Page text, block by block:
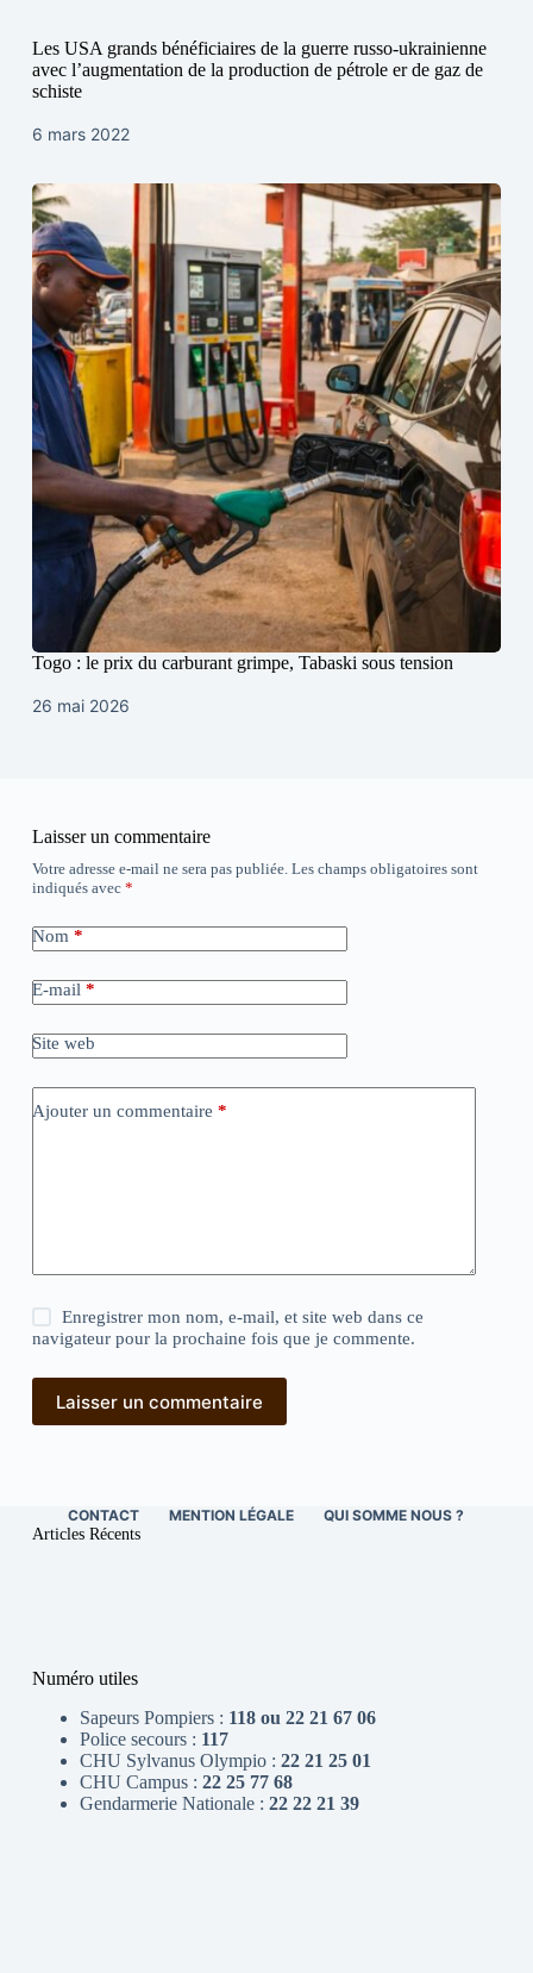
Les USA grands bénéficiaires de la guerre russo-ukrainienne
avec l’augmentation de la production de pétrole er de gaz de
schiste
6 mars 2022
Togo : le prix du carburant grimpe, Tabaski sous tension
26 mai 2026
Laisser un commentaire
Votre adresse e-mail ne sera pas publiée. Les champs obligatoires sont
indiqués avec *
Nom *
E-mail *
Site web
Ajouter un commentaire *
Enregistrer mon nom, e-mail, et site web dans ce
navigateur pour la prochaine fois que je commente.
Laisser un commentaire
CONTACT MENTION LÉGALE QUI SOMME NOUS ?
Articles Récents
Numéro utiles
Sapeurs Pompiers : 118 ou 22 21 67 06
Police secours : 117
CHU Sylvanus Olympio : 22 21 25 01
CHU Campus : 22 25 77 68
Gendarmerie Nationale : 22 22 21 39